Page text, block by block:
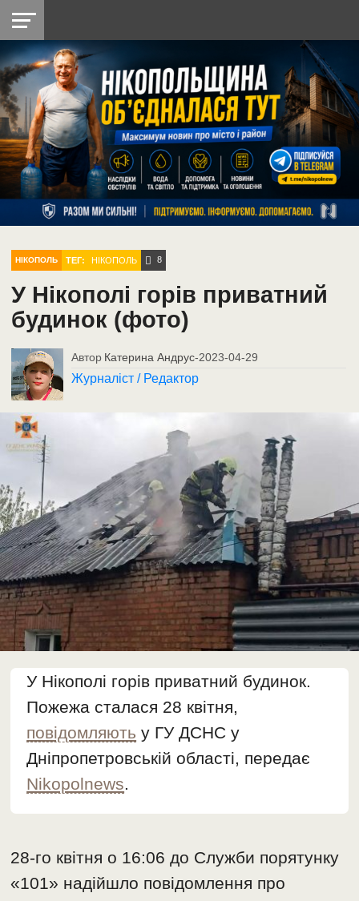
НІКОПОЛЬ
РАЙОН
СІЧЕСЛАВСЬКА
УКРАЇНА
РЕТРО
НІКОПОЛЬ
ЛАЙТ
УКРАЇНА
ДОПОМОГА
РАДІО
НІКОПОЛЬ ТЕГ: НІКОПОЛЬ 8
У Нікополі горів приватний
будинок (фото)
Автор Катерина Андрус-2023-04-29
Журналіст / Редактор
У Нікополі горів приватний будинок.
Пожежа сталася 28 квітня,
повідомляють у ГУ ДСНС у
Дніпропетровській області, передає
Nikopolnews.
28-го квітня о 16:06 до Служби порятунку
«101» надійшло повідомлення про